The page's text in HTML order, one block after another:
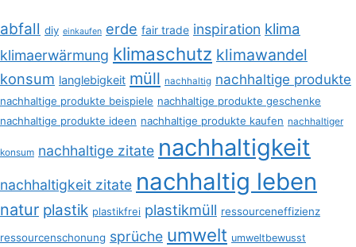
abfall diy einkaufen erde fair trade inspiration klima
klimaerwärmung klimaschutz klimawandel
konsum langlebigkeit müll nachhaltig nachhaltige produkte
nachhaltige produkte beispiele nachhaltige produkte geschenke
nachhaltige produkte ideen nachhaltige produkte kaufen nachhaltiger
konsum nachhaltige zitate nachhaltigkeit
nachhaltigkeit zitate nachhaltig leben
natur plastik plastikfrei plastikmüll ressourceneffizienz
ressourcenschonung sprüche umwelt umweltbewusst